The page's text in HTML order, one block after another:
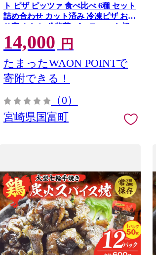
ト ピザ ピッツァ 食べ比べ 6種 セット
詰め合わせ カット済み 冷凍ピザ お取
り寄せ おかず 惣菜 パーティー お祝
い 記念日
14,000 円
たまったWAON POINTで
寄附できる！
（0）
宮崎県国富町